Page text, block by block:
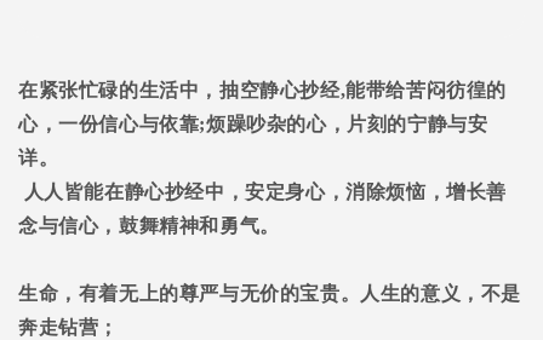
在紧张忙碌的生活中，抽空静心抄经,能带给苦闷彷徨的
心，一份信心与依靠;烦躁吵杂的心，片刻的宁静与安
详。
人人皆能在静心抄经中，安定身心，消除烦恼，增长善
念与信心，鼓舞精神和勇气。
生命，有着无上的尊严与无价的宝贵。人生的意义，不是
奔走钻营；